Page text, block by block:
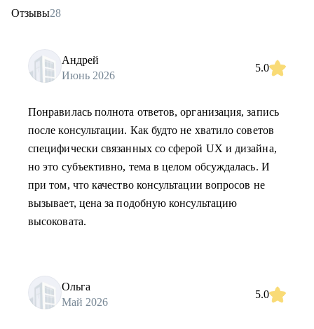
Отзывы28
Андрей
Июнь 2026
5.0
Понравилась полнота ответов, организация, запись
после консультации. Как будто не хватило советов
специфически связанных со сферой UX и дизайна,
но это субъективно, тема в целом обсуждалась. И
при том, что качество консультации вопросов не
вызывает, цена за подобную консультацию
высоковата.
Ольга
Май 2026
5.0